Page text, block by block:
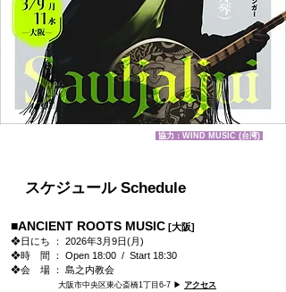
協力： WIND MUSIC (台湾)
​スケジュール Schedule
■ANCIENT ROOTS MUSIC [大阪]
❖日にち ： 2026年3月9日(月)
❖時 間 ： Open 18:00 / Start 18:30
❖会 場 ： 島之内教会
大阪市中央区東心斎橋1丁目6-7 ▶ アクセス